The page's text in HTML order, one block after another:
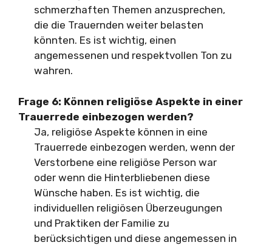
schmerzhaften Themen anzusprechen,
die die Trauernden weiter belasten
könnten. Es ist wichtig, einen
angemessenen und respektvollen Ton zu
wahren.
Frage 6: Können religiöse Aspekte in einer
Trauerrede einbezogen werden?
Ja, religiöse Aspekte können in eine
Trauerrede einbezogen werden, wenn der
Verstorbene eine religiöse Person war
oder wenn die Hinterbliebenen diese
Wünsche haben. Es ist wichtig, die
individuellen religiösen Überzeugungen
und Praktiken der Familie zu
berücksichtigen und diese angemessen in